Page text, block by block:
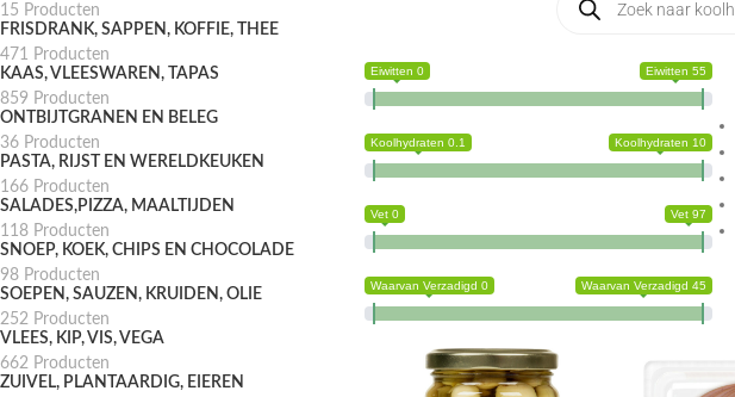
15 Producten
FRISDRANK, SAPPEN, KOFFIE, THEE
471 Producten
KAAS, VLEESWAREN, TAPAS
859 Producten
ONTBIJTGRANEN EN BELEG
36 Producten
PASTA, RIJST EN WERELDKEUKEN
166 Producten
SALADES,PIZZA, MAALTIJDEN
118 Producten
SNOEP, KOEK, CHIPS EN CHOCOLADE
98 Producten
SOEPEN, SAUZEN, KRUIDEN, OLIE
252 Producten
VLEES, KIP, VIS, VEGA
662 Producten
ZUIVEL, PLANTAARDIG, EIEREN
Eiwitten 0 Eiwitten 55
Koolhydraten 0.1 Koolhydraten 10
Vet 0 Vet 97
Waarvan Verzadigd 0 Waarvan Verzadigd 45